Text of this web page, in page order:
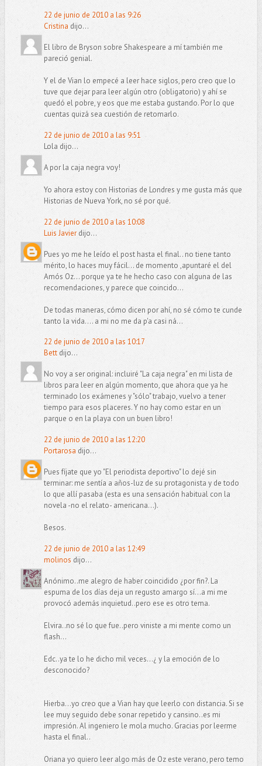
22 de junio de 2010 a las 9:26
Cristina dijo...
El libro de Bryson sobre Shakespeare a mí también me
pareció genial.
Y el de Vian lo empecé a leer hace siglos, pero creo que lo
tuve que dejar para leer algún otro (obligatorio) y ahí se
quedó el pobre, y eos que me estaba gustando. Por lo que
cuentas quizá sea cuestión de retomarlo.
22 de junio de 2010 a las 9:51
Lola dijo...
A por la caja negra voy!
Yo ahora estoy con Historias de Londres y me gusta más que
Historias de Nueva York, no sé por qué.
22 de junio de 2010 a las 10:08
Luis Javierdijo...
Pues yo me he leído el post hasta el final.. no tiene tanto
mérito, lo haces muy fácil... de momento ,apuntaré el del
Amós Oz... porque ya te he hecho caso con alguna de las
recomendaciones, y parece que coincido...
De todas maneras, cómo dicen por ahí, no sé cómo te cunde
tanto la vida.... a mi no me da p'a casi ná...
22 de junio de 2010 a las 10:17
Bettdijo...
No voy a ser original: incluiré "La caja negra" en mi lista de
libros para leer en algún momento, que ahora que ya he
terminado los exámenes y "sólo" trabajo, vuelvo a tener
tiempo para esos placeres. Y no hay como estar en un
parque o en la playa con un buen libro!
22 de junio de 2010 a las 12:20
Portarosa dijo...
Pues fíjate que yo "El periodista deportivo" lo dejé sin
terminar: me sentía a años-luz de su protagonista y de todo
lo que allí pasaba (esta es una sensación habitual con la
novela -no el relato- americana...).
Besos.
22 de junio de 2010 a las 12:49
molinos dijo...
Anónimo..me alegro de haber coincidido ¿por fin?. La
espuma de los días deja un regusto amargo sí...a mi me
provocó además inquietud..pero ese es otro tema.
Elvira..no sé lo que fue..pero viniste a mi mente como un
flash...
Edc..ya te lo he dicho mil veces...¿ y la emoción de lo
desconocido?
Hierba...yo creo que a Vian hay que leerlo con distancia. Si se
lee muy seguido debe sonar repetido y cansino..es mi
impresión. Al ingeniero le mola mucho. Gracias por leerme
hasta el final..
Oriana yo quiero leer algo más de Oz este verano, pero temo